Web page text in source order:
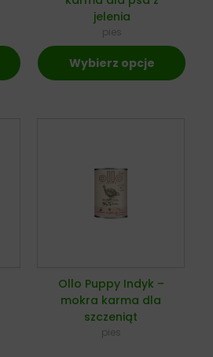
jelenia
pies
Wybierz opcje
Ollo Puppy Indyk –
mokra karma dla
szczeniąt
pies